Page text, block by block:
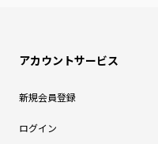
アカウントサービス
新規会員登録
ログイン